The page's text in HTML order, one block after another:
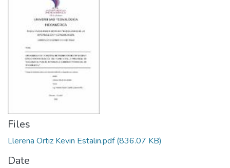
Files
Llerena Ortiz Kevin Estalin.pdf(836.07 KB)
Date